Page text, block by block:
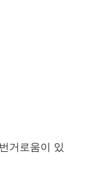
거로움이 있